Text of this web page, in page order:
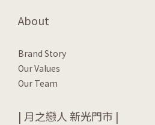
About
Brand Story
Our Values
Our Team
| 月之戀人 新光門市 |